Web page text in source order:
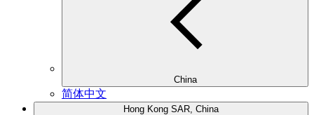
China
简体中文
Hong Kong SAR, China